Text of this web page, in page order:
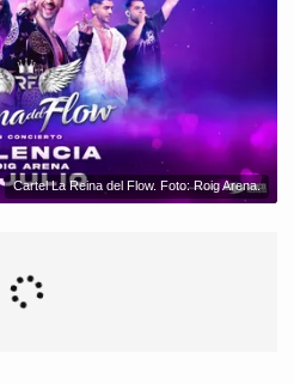
Cartel La Reina del Flow. Foto: Roig Arena.